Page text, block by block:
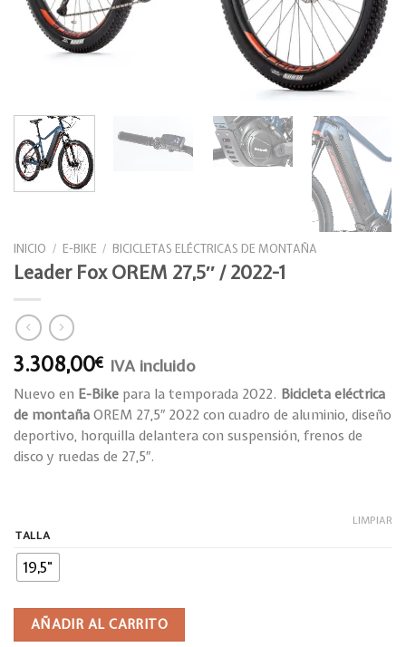
INICIO / E-BIKE / BICICLETAS ELÉCTRICAS DE MONTAÑA
Leader Fox OREM 27,5″ / 2022-1
3.308,00€ IVA incluido
Nuevo en E-Bike para la temporada 2022. Bicicleta eléctrica
de montaña OREM 27,5″ 2022 con cuadro de aluminio, diseño
deportivo, horquilla delantera con suspensión, frenos de
disco y ruedas de 27,5″.
TALLA
19,5"
LIMPIAR
AÑADIR AL CARRITO